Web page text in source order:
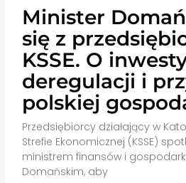
Minister
się z
KSSE. O
deregulacji i
polskiej
Przedsiębiorcy działający w
Strefie Ekonomicznej (KSSE)
ministrem finansów i
Domańskim, aby